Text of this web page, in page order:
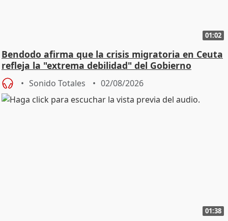
01:02
Bendodo afirma que la crisis migratoria en Ceuta
refleja la "extrema debilidad" del Gobierno
Sonido Totales 02/08/2026
01:38